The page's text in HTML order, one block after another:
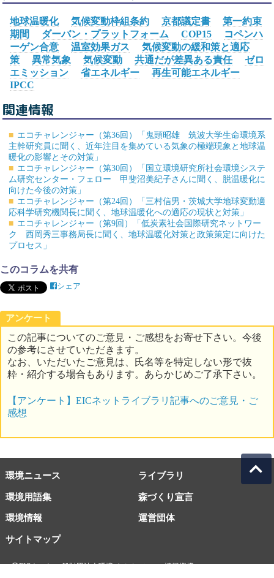
地球温暖化 気候変動枠組条約 京都議定書
第一約束
期間
ダーバン・プラットフォーム COP15
コペンハ
ーゲン合意
温室効果ガス
気候変動の緩和策と適応
策
異常気象 気候変動 共通だが差異ある責任
ゼロ
エミッション
省エネルギー
再生可能エネルギー
IPCC
関連情報
エコチャレンジャー（第36回）「鬼頭昭雄 筑波大学生命環境系
主幹研究員に聞く、近年注目を集めている気象の極端現象と地球温
暖化の影響とその対策」
エコチャレンジャー（第30回）「国立環境研究所社会環境システ
ム研究センター・フェロー 甲斐沼美紀子さんに聞く、脱温暖化に
向けた今後の対策」
エコチャレンジャー（第24回）「三村信男・茨城大学地球変動適
応科学研究機関長に聞く、地球温暖化への適応の現状と対策」
エコチャレンジャー（第9回）「低炭素社会国際研究ネットワー
ク 西岡秀三事務局長に聞く、地球温暖化対策と政策策定に向けた
プロセス」
このコラムを共有
シェア
アンケート
この記事についてのご意見・ご感想をお寄せ下さい。今後
の参考にさせていただきます。
なお、いただいたご意見は、氏名等を特定しない形で抜
粋・紹介する場合もあります。あらかじめご了承下さい。
【アンケート】EICネットライブラリ記事へのご意見・ご
感想
環境ニュース ライブラリ
環境用語集 森づくり宣言
環境情報
サイトマップ
運営団体
EICネット 一般財団法人環境イノベーション情報機構